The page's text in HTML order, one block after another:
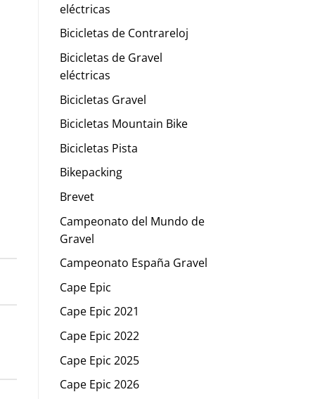
eléctricas
Bicicletas de Contrareloj
Bicicletas de Gravel
eléctricas
Bicicletas Gravel
Bicicletas Mountain Bike
Bicicletas Pista
Bikepacking
Brevet
Campeonato del Mundo de
Gravel
Campeonato España Gravel
Cape Epic
Cape Epic 2021
Cape Epic 2022
Cape Epic 2025
Cape Epic 2026